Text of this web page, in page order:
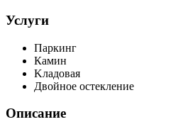
Услуги
Паркинг
Камин
Kладовая
Двойное остекление
Описание